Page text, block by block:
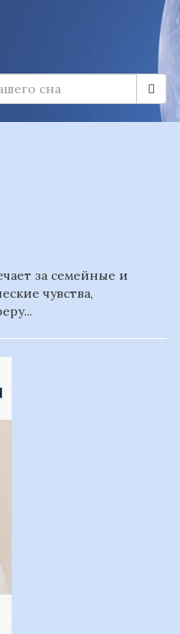
за семейные и
чувства,